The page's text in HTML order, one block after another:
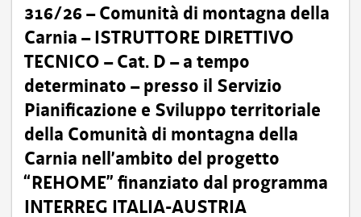
316/26 – Comunità di montagna della
Carnia – ISTRUTTORE DIRETTIVO
TECNICO – Cat. D – a tempo
determinato – presso il Servizio
Pianificazione e Sviluppo territoriale
della Comunità di montagna della
Carnia nell’ambito del progetto
“REHOME” finanziato dal programma
INTERREG ITALIA-AUSTRIA